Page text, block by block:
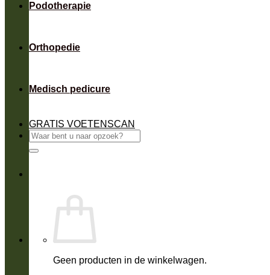
Podotherapie
Orthopedie
Medisch pedicure
GRATIS VOETENSCAN
Zoeken
naar:
Geen producten in de winkelwagen.